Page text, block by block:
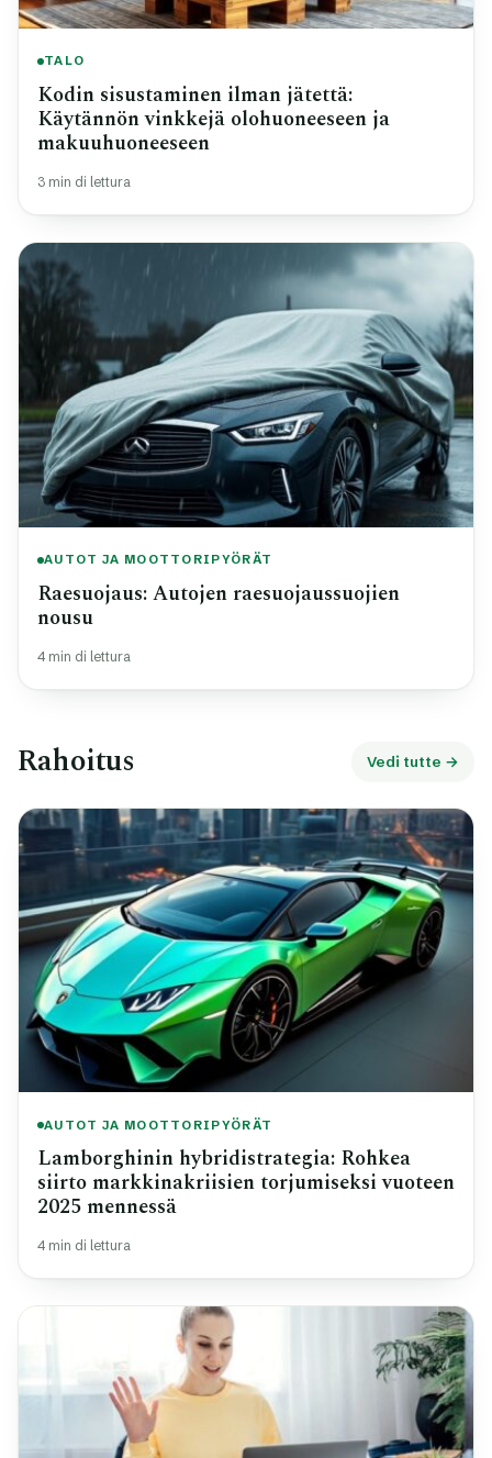
TALO
Kodin sisustaminen ilman jätettä:
Käytännön vinkkejä olohuoneeseen ja
makuuhuoneeseen
3 min di lettura
AUTOT JA MOOTTORIPYÖRÄT
Raesuojaus: Autojen raesuojaussuojien
nousu
4 min di lettura
Rahoitus Vedi tutte →
AUTOT JA MOOTTORIPYÖRÄT
Lamborghinin hybridistrategia: Rohkea
siirto markkinakriisien torjumiseksi vuoteen
2025 mennessä
4 min di lettura